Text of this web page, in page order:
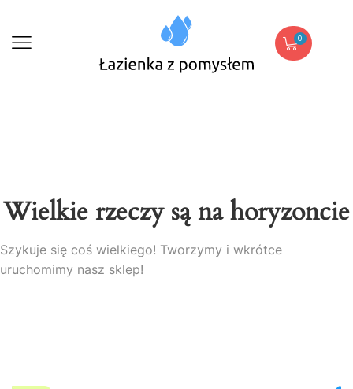
0
Wielkie rzeczy są na horyzoncie
Szykuje się coś wielkiego! Tworzymy i wkrótce
uruchomimy nasz sklep!